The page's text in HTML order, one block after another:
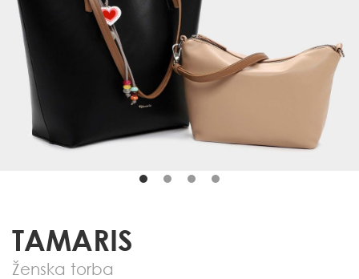
TAMARIS
Ženska torba